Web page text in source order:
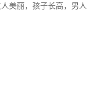
美丽，孩子长高，男人